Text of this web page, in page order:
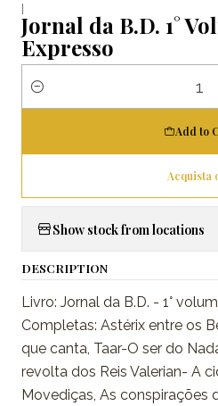
|
Jornal da B.D. 1°
Expresso
Quantity
Add to
Acquista
Show stock from locations
DESCRIPTION
Livro: Jornal da B.D. - 1°
Completas: Astérix entre os
que canta, Taar-O ser do
revolta dos Reis Valerian- A
Movediças, As conspirações